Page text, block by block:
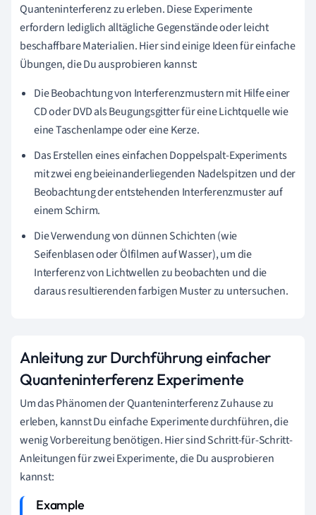
Quanteninterferenz zu erleben. Diese Experimente
erfordern lediglich alltägliche Gegenstände oder leicht
beschaffbare Materialien. Hier sind einige Ideen für einfache
Übungen, die Du ausprobieren kannst:
Die Beobachtung von Interferenzmustern mit Hilfe einer
CD oder DVD als Beugungsgitter für eine Lichtquelle wie
eine Taschenlampe oder eine Kerze.
Das Erstellen eines einfachen Doppelspalt-Experiments
mit zwei eng beieinanderliegenden Nadelspitzen und der
Beobachtung der entstehenden Interferenzmuster auf
einem Schirm.
Die Verwendung von dünnen Schichten (wie
Seifenblasen oder Ölfilmen auf Wasser), um die
Interferenz von Lichtwellen zu beobachten und die
daraus resultierenden farbigen Muster zu untersuchen.
Anleitung zur Durchführung einfacher
Quanteninterferenz Experimente
Um das Phänomen der Quanteninterferenz Zuhause zu
erleben, kannst Du einfache Experimente durchführen, die
wenig Vorbereitung benötigen. Hier sind Schritt-für-Schritt-
Anleitungen für zwei Experimente, die Du ausprobieren
kannst: